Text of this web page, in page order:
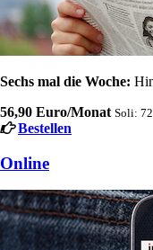
Sechs mal die Woche:
56,90 Euro/Monat Soli:
Bestellen
Online